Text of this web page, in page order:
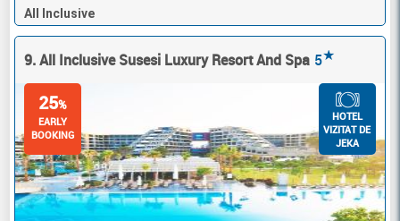
All Inclusive
9. All Inclusive Susesi Luxury Resort And Spa 5★
25%
EARLY
BOOKING
HOTEL
VIZITAT DE
JEKA